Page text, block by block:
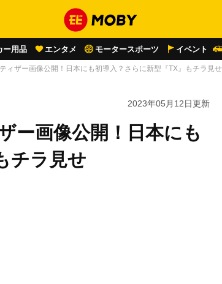
ー用品 エンタメ モータースポーツ イベント
ィザー画像公開！日本にも初導入？さらに新型『TX』もチラ見せ
2023年05月12日更新
ー画像公開！日本にも
チラ見せ